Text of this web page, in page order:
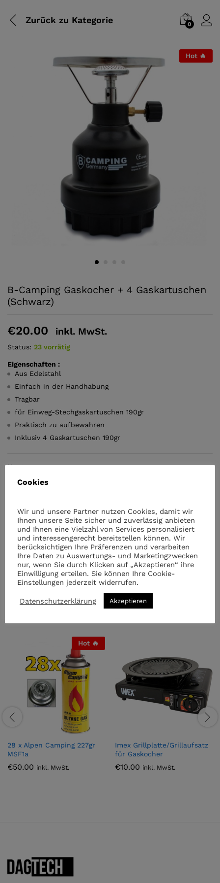
Zurück zu Kategorie 0
Hot 🔥
B-Camping Gaskocher + 4 Gaskartuschen
(Schwarz)
€20.00 inkl. MwSt.
Status: 23 vorrätig
Eigenschaften :
Aus Edelstahl
Einfach in der Handhabung
Tragbar
für Einweg-Stechgaskartuschen 190gr
Praktisch zu aufbewahren
Inklusiv 4 Gaskartuschen 190gr
Camping
Gaskartuschen
(Schwarz)
quantity
Menge
Kategorie:Camping Zubehör
Ähnliche Artikel
Hot 🔥
28 x Alpen Camping 227gr
MSF1a
€50.00 inkl. MwSt.
Imex Grillplatte/Grillaufsatz
für Gaskocher
€10.00 inkl. MwSt.
Cookies
Wir und unsere Partner nutzen Cookies, damit wir
Ihnen unsere Seite sicher und zuverlässig anbieten
und Ihnen eine Vielzahl von Services personalisiert
und interessengerecht bereitstellen können. Wir
berücksichtigen Ihre Präferenzen und verarbeiten
Ihre Daten zu Auswertungs- und Marketingzwecken
nur, wenn Sie durch Klicken auf „Akzeptieren“ ihre
Einwilligung erteilen. Sie können Ihre Cookie-
Einstellungen jederzeit widerrufen.
Datenschutzerklärung Akzeptieren